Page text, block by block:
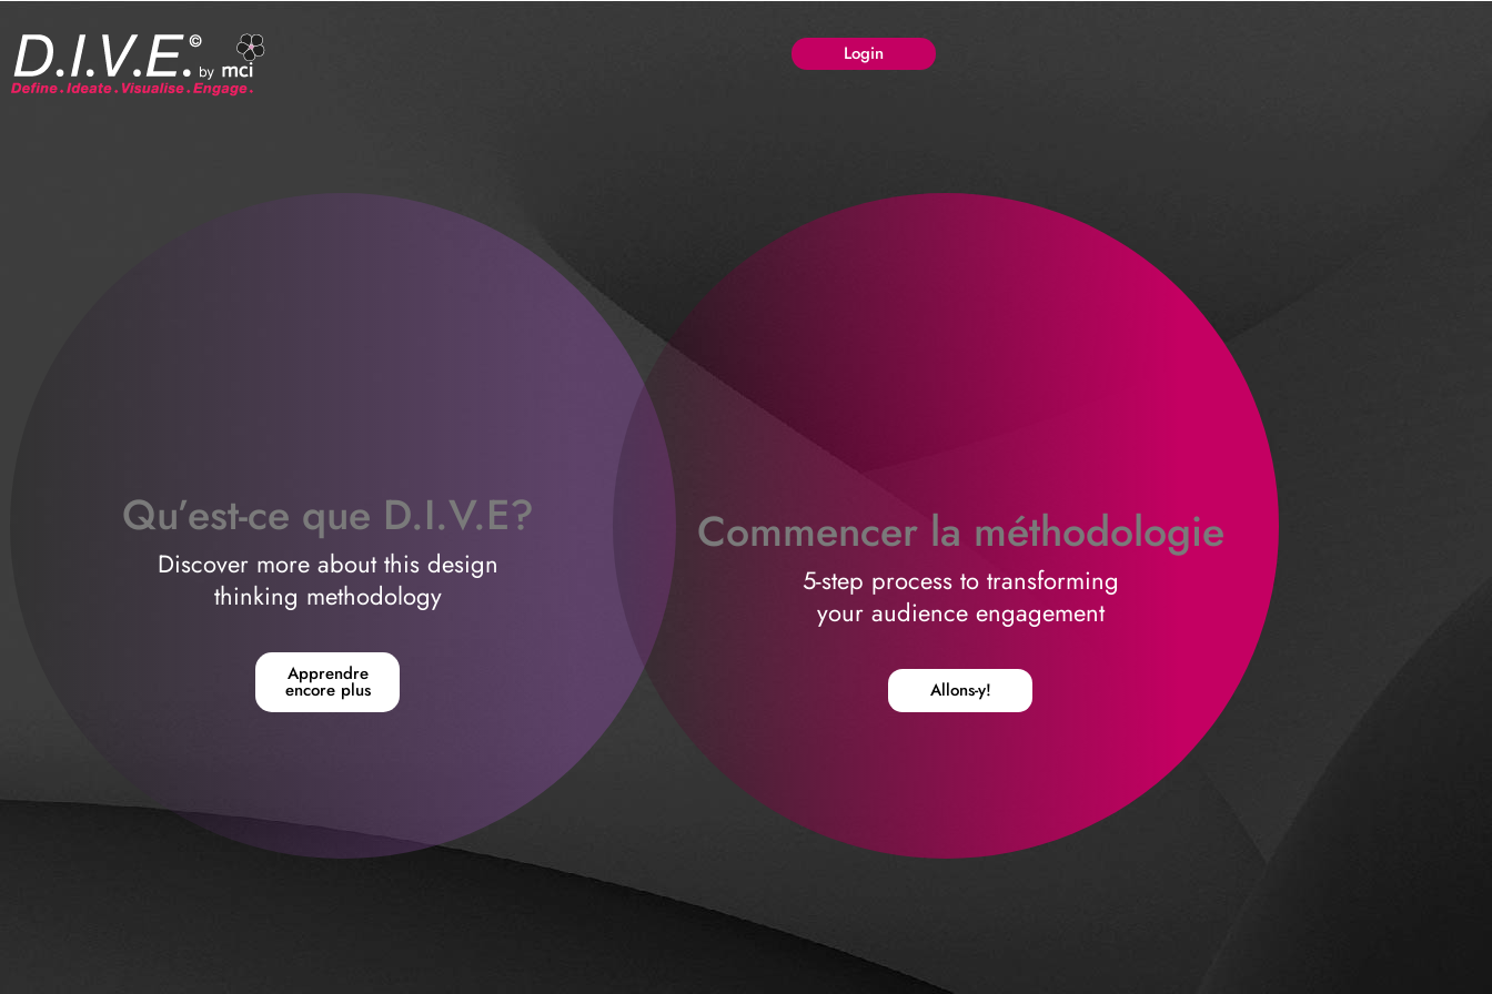
Login
Qu’est-ce que D.I.V.E?
Discover more about this design
thinking methodology
Apprendre
encore plus
Commencer la méthodologie
5-step process to transforming
your audience engagement
Allons-y!